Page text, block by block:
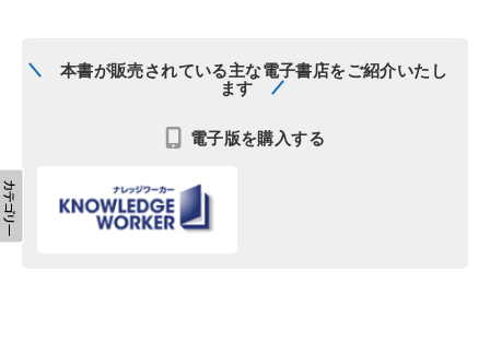
本書が販売されている主な電子書店をご紹介いたし
ます
電子版を購入する